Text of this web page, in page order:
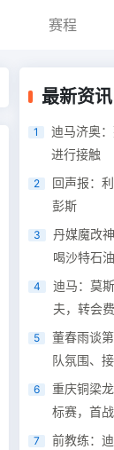
赛程
最新资讯
1
迪马济奥
进行接触
2
回声报：
彭斯
3
丹媒魔改
喝沙特石
4
迪马：莫
夫，转会
5
董春雨谈
队氛围、
6
重庆铜梁
标赛，首
7
前教练：